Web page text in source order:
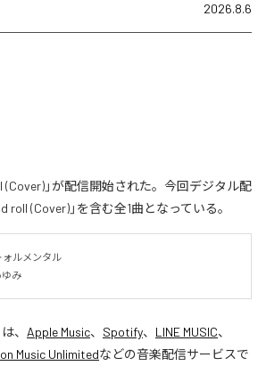
2026.8.6
(Cover)」が配信開始された。今回デジタル配
roll (Cover)」を含む全1曲となっている。
ォルメンタル
ゆみ
は、 Apple Music、 Spotify、 LINE MUSIC、
Music Unlimitedなどの音楽配信サービスで